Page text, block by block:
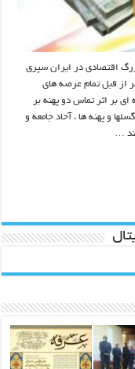
حدود ۴ ماه از زلزله بزرگ اقتصادی در ایران سپری
از قبل تمام عرصه های
ای بر اثر تماس دو پهنه بر
و پهنه ها ، آحاد جامعه و
…